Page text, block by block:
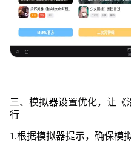
三、模拟器设置优化，让《
行
1.根据模拟器提示，确保模